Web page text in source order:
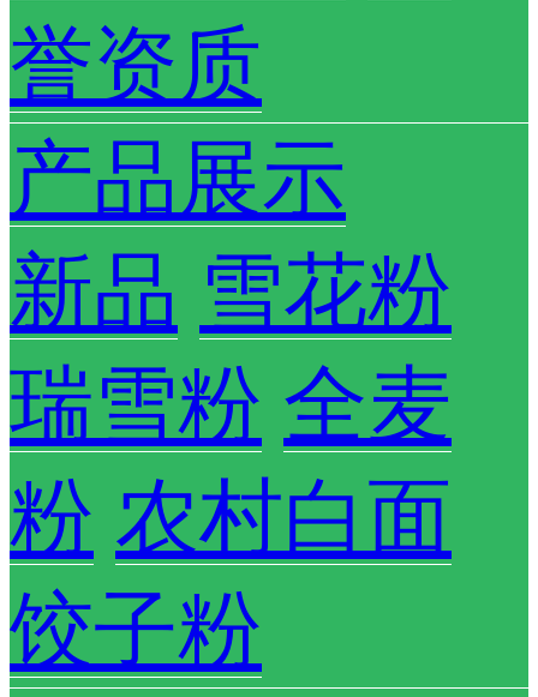
誉资质
产品展示
新品 雪花粉
瑞雪粉 全麦
粉 农村白面
饺子粉